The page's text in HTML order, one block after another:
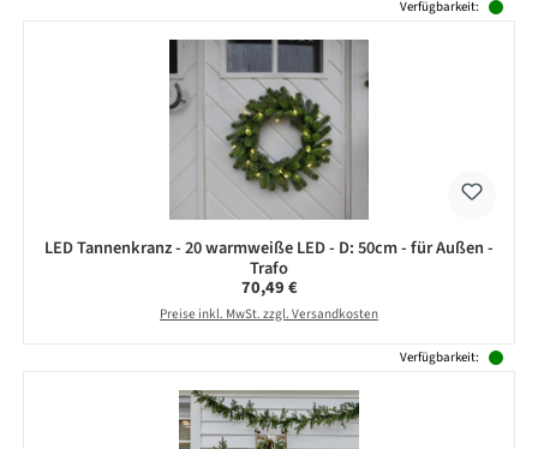
Verfügbarkeit:
LED Tannenkranz - 20 warmweiße LED - D: 50cm - für Außen -
Trafo
Regulärer Preis:
70,49 €
Preise inkl. MwSt. zzgl. Versandkosten
Verfügbarkeit: